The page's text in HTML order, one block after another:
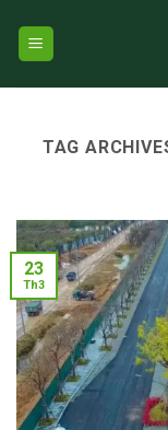
content
TAG
23
Th3